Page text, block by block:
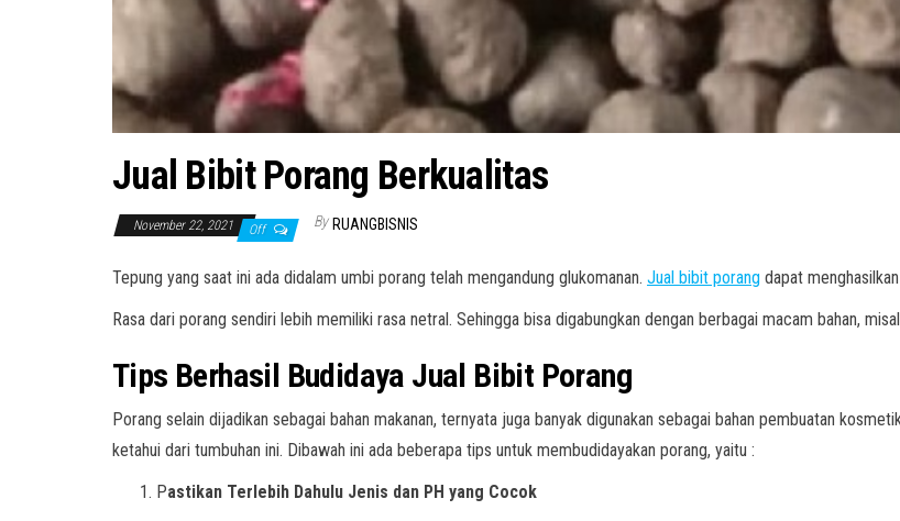
Jual Bibit Porang Berkualitas
November 22, 2021 Off By RUANGBISNIS
Tepung yang saat ini ada didalam umbi porang telah mengandung glukomanan. Jual bibit porang dapat
Rasa dari porang sendiri lebih memiliki rasa netral. Sehingga bisa digabungkan dengan berbagai macam bahan,
Tips Berhasil Budidaya Jual Bibit Porang
Porang selain dijadikan sebagai bahan makanan, ternyata juga banyak digunakan sebagai bahan pembuatan
ketahui dari tumbuhan ini. Dibawah ini ada beberapa tips untuk membudidayakan porang, yaitu :
Pastikan Terlebih Dahulu Jenis dan PH yang Cocok